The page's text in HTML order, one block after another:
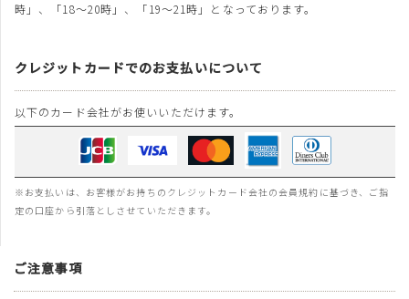
時」、「18～20時」、「19～21時」となっております。
クレジットカードでのお支払いについて
以下のカード会社がお使いいただけます。
※お支払いは、お客様がお持ちのクレジットカード会社の会員規約に基づき、ご指
定の口座から引落としさせていただきます。
ご注意事項